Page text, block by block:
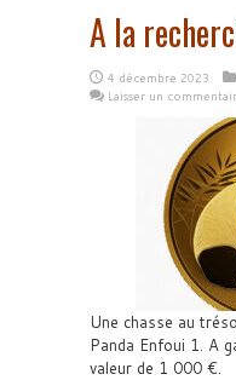
A la
4 décembre 2023
Laisser un
Une chasse au
Panda Enfoui 1. A
valeur de 1 000 €.